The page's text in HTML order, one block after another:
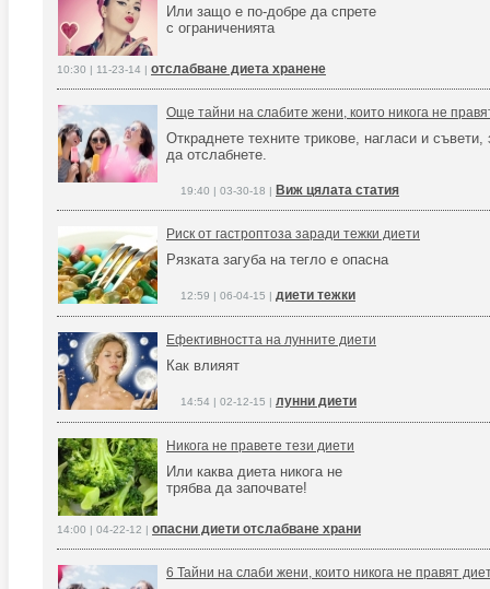
Или защо е по-добре да спрете
с ограниченията
10:30 | 11-23-14 | отслабване диета хранене
Още тайни на слабите жени, които никога не
Откраднете техните трикове, нагласи и съвети,
да отслабнете.
19:40 | 03-30-18 | Виж цялата статия
Риск от гастроптоза заради тежки диети
Рязката загуба на тегло е опасна
12:59 | 06-04-15 | диети тежки
Ефективността на лунните диети
Как влияят
14:54 | 02-12-15 | лунни диети
Никога не правете тези диети
Или каква диета никога не
трябва да започвате!
14:00 | 04-22-12 | опасни диети отслабване храни
6 Тайни на слаби жени, които никога не правят